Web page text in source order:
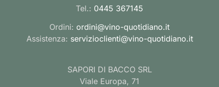
Tel.: 0445 367145
Ordini: ordini@vino-quotidiano.it
Assistenza: servizioclienti@vino-quotidiano.it
SAPORI DI BACCO SRL
Viale Europa, 71